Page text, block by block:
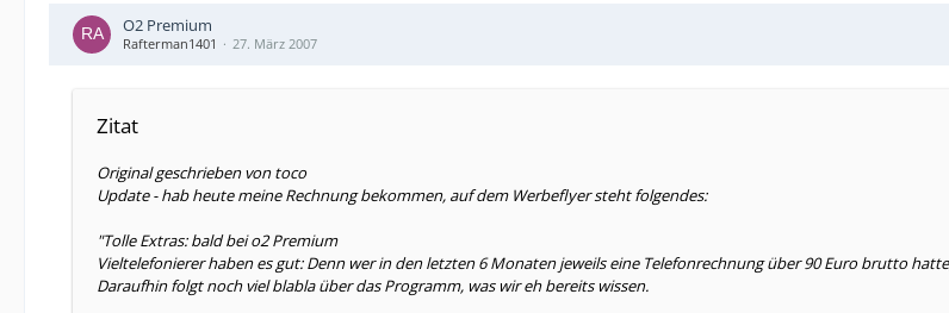
O2 Premium
Rafterman1401 27. März 2007
Zitat
Original geschrieben von toco
Update - hab heute meine Rechnung bekommen, auf dem Werbeflyer steht folgendes:
"Tolle Extras: bald bei o2 Premium
Vieltelefonierer haben es gut: Denn wer in den letzten 6 Monaten jeweils eine Telefonrechnung über 90 Euro brutto
Daraufhin folgt noch viel blabla über das Programm, was wir eh bereits wissen.